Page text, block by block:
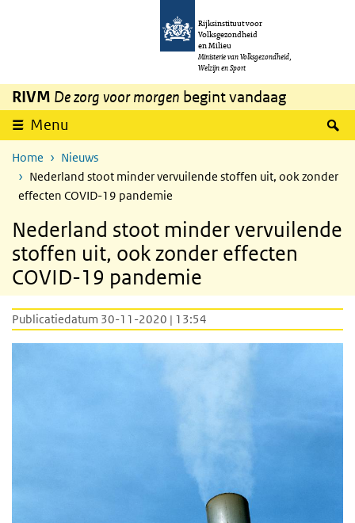
Overslaan en naar de inhoud gaan
Rijksinstituut voor
Volksgezondheid
en Milieu
Ministerie van Volksgezondheid,
Welzijn en Sport
RIVM De zorg voor morgen begint vandaag
Menu
Home
Nieuws
Nederland stoot minder vervuilende stoffen uit, ook zonder
effecten COVID-19 pandemie
Nederland stoot minder vervuilende
stoffen uit, ook zonder effecten
COVID-19 pandemie
Publicatiedatum 30-11-2020 | 13:54